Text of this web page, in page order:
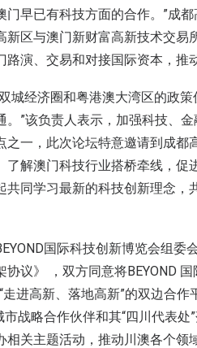
早已有科技方面的合作。”成
新区与澳门新财富高新技术交易
演、交易和对接国际资本，推
城经济圈和粤港澳大湾区的政
。”该负责人表示，加强科技、
之一，此次论坛特意邀请到成都
解澳门科技行业搭桥牵线，促
同学习最新的科技创新理念，
国际科技创新博览会组委
议》 ，双方同意将BEYOND
进高新、落地高新”的双边合
战略合作伙伴和其“四川代表
关主题活动，推动川澳各个领